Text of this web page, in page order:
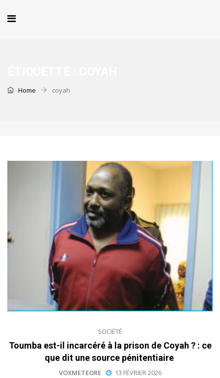
Home coyah
SOCIÉTÉ
Toumba est-il incarcéré à la prison de Coyah ? : ce
que dit une source pénitentiaire
VOXMETEORE 13 FÉVRIER 2026